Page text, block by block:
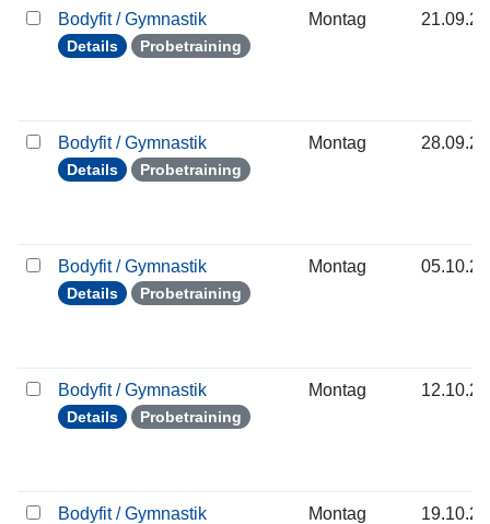
Bodyfit / Gymnastik
Details Probetraining
Montag
Bodyfit / Gymnastik
Details Probetraining
Montag
Bodyfit / Gymnastik
Details Probetraining
Montag
Bodyfit / Gymnastik
Details Probetraining
Montag
Bodyfit / Gymnastik Montag